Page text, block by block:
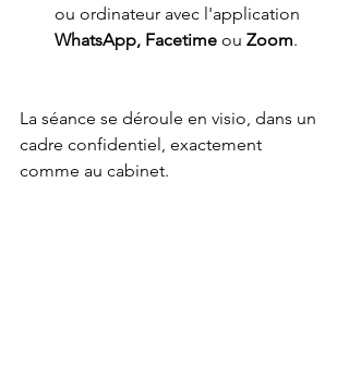
ou ordinateur avec l'application
WhatsApp, Facetime ou Zoom.
La séance se déroule en visio, dans un
cadre confidentiel, exactement
comme au cabinet.